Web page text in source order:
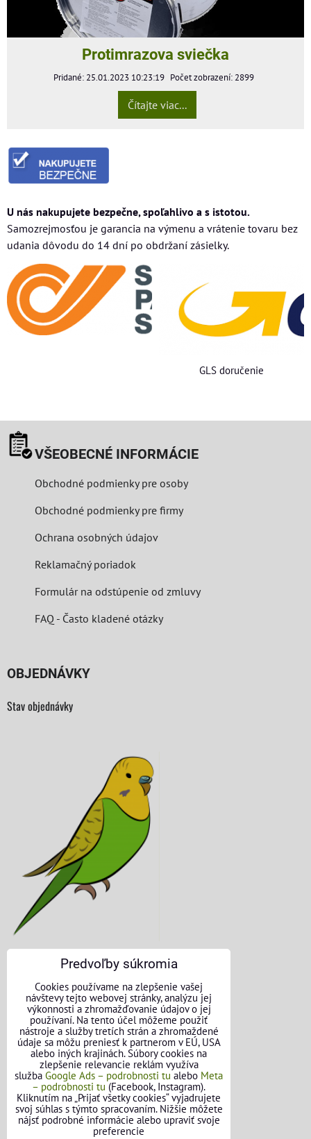
Protimrazova sviečka
Pridané: 25.01.2023 10:23:19 Počet zobrazení: 2899
Čítajte viac...
U nás nakupujete bezpečne, spoľahlivo a s istotou.
Samozrejmosťou je garancia na výmenu a vrátenie tovaru bez
udania dôvodu do 14 dní po obdržaní zásielky.
GLS doručenie
VŠEOBECNÉ INFORMÁCIE
Obchodné podmienky pre osoby
Obchodné podmienky pre firmy
Ochrana osobných údajov
Reklamačný poriadok
Formulár na odstúpenie od zmluvy
FAQ - Často kladené otázky
OBJEDNÁVKY
Stav objednávky
O nás
Kontakt
Požičovňa náradia
Názory našich zákazníkov
Mapa stránok
Predvoľby súkromia
Cookies používame na zlepšenie vašej
návštevy tejto webovej stránky, analýzu jej
výkonnosti a zhromažďovanie údajov o jej
používaní. Na tento účel môžeme použiť
nástroje a služby tretích strán a zhromaždené
údaje sa môžu preniesť k partnerom v EÚ, USA
alebo iných krajinách. Súbory cookies na
zlepšenie relevancie reklám využíva
služba Google Ads – podrobnosti tu alebo Meta
– podrobnosti tu (Facebook, Instagram).
Kliknutím na „Prijať všetky cookies“ vyjadrujete
svoj súhlas s týmto spracovaním. Nižšie môžete
nájsť podrobné informácie alebo upraviť svoje
preferencie